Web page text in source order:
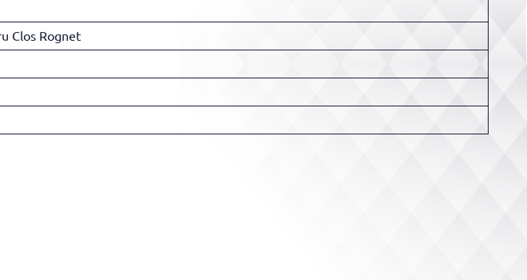
Clos Rognet